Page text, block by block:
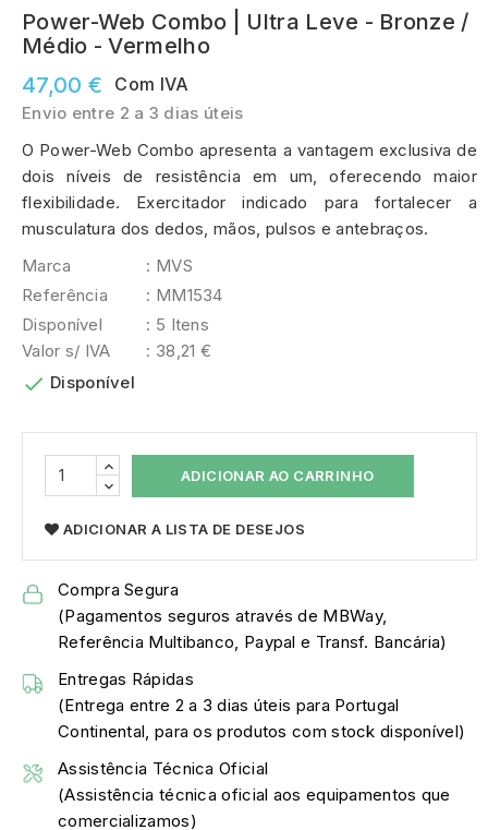
Power-Web Combo | Ultra Leve - Bronze /
Médio - Vermelho
47,00 €
Com IVA
Envio entre 2 a 3 dias úteis
O Power-Web Combo apresenta a vantagem exclusiva de
dois níveis de resistência em um, oferecendo maior
flexibilidade. Exercitador indicado para fortalecer a
musculatura dos dedos, mãos, pulsos e antebraços.
Marca
: MVS
Referência
: MM1534
Disponível
: 5 Itens
Valor s/ IVA
: 38,21 €
 Disponível
ADICIONAR AO CARRINHO
ADICIONAR A LISTA DE DESEJOS
Compra Segura
(Pagamentos seguros através de MBWay,
Referência Multibanco, Paypal e Transf. Bancária)
Entregas Rápidas
(Entrega entre 2 a 3 dias úteis para Portugal
Continental, para os produtos com stock disponível)
Assistência Técnica Oficial
(Assistência técnica oficial aos equipamentos que
comercializamos)